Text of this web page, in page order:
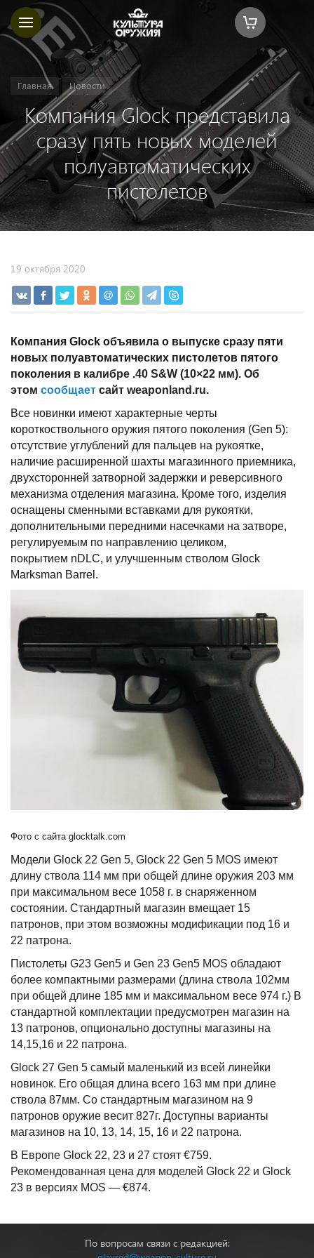
Главная Новости
Компания Glock представила
сразу пять новых моделей
полуавтоматических
пистолетов
19 октября 2020
Компания Glock объявила о выпуске сразу пяти
новых полуавтоматических пистолетов пятого
поколения в калибре .40 S&W (10×22 мм). Об
этом сообщает сайт weaponland.ru.
Все новинки имеют характерные черты
короткоствольного оружия пятого поколения (Gen 5):
отсутствие углублений для пальцев на рукоятке,
наличие расширенной шахты магазинного приемника,
двухсторонней затворной задержки и реверсивного
механизма отделения магазина. Кроме того, изделия
оснащены сменными вставками для рукоятки,
дополнительными передними насечками на затворе,
регулируемым по направлению целиком,
покрытием nDLC, и улучшенным стволом Glock
Marksman Barrel.
Фото с сайта glocktalk.com
Модели Glock 22 Gen 5, Glock 22 Gen 5 MOS имеют
длину ствола 114 мм при общей длине оружия 203 мм
при максимальном весе 1058 г. в снаряженном
состоянии. Стандартный магазин вмещает 15
патронов, при этом возможны модификации под 16 и
22 патрона.
Пистолеты G23 Gen5 и Gen 23 Gen5 MOS обладают
более компактными размерами (длина ствола 102мм
при общей длине 185 мм и максимальном весе 974 г.) В
стандартной комплектации предусмотрен магазин на
13 патронов, опционально доступны магазины на
14,15,16 и 22 патрона.
Glock 27 Gen 5 самый маленький из всей линейки
новинок. Его общая длина всего 163 мм при длине
ствола 87мм. Со стандартным магазином на 9
патронов оружие весит 827г. Доступны варианты
магазинов на 10, 13, 14, 15, 16 и 22 патрона.
В Европе Glock 22, 23 и 27 стоят €759.
Рекомендованная цена для моделей Glock 22 и Glock
23 в версиях MOS — €874.
По вопросам связи с редакцией: